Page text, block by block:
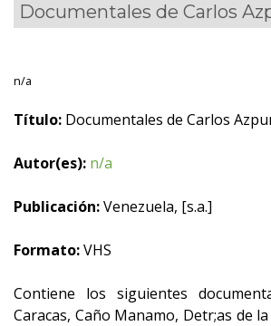
Documentales de Carlos
n/a
Título: Documentales de Carlos
Autor(es): n/a
Publicación:Venezuela, [s.a.]
Formato:VHS
Contiene los siguientes
Caracas, Caño Manamo, Detr;as de